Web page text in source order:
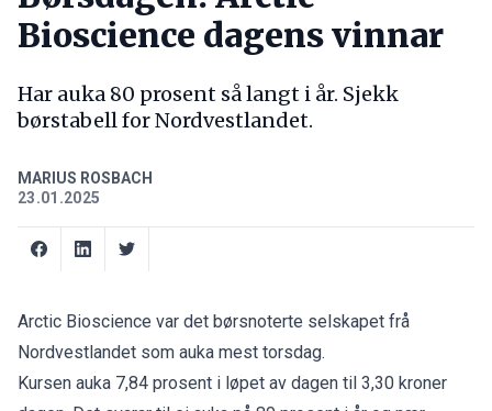
Bioscience dagens vinnar
Har auka 80 prosent så langt i år. Sjekk
børstabell for Nordvestlandet.
MARIUS ROSBACH
23.01.2025
Arctic Bioscience var det børsnoterte selskapet frå
Nordvestlandet som auka mest torsdag.
Kursen auka 7,84 prosent i løpet av dagen til 3,30 kroner